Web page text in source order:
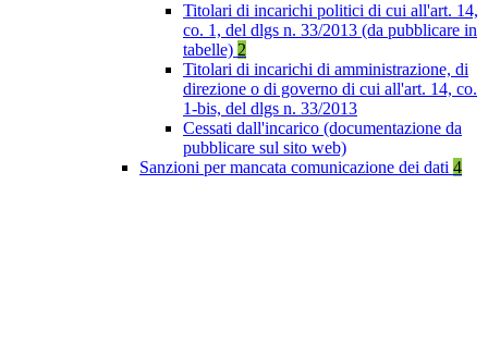
Titolari di incarichi politici di cui all'art. 14,
co. 1, del dlgs n. 33/2013 (da pubblicare in
tabelle) 2
Titolari di incarichi di amministrazione, di
direzione o di governo di cui all'art. 14, co.
1-bis, del dlgs n. 33/2013
Cessati dall'incarico (documentazione da
pubblicare sul sito web)
Sanzioni per mancata comunicazione dei dati 4